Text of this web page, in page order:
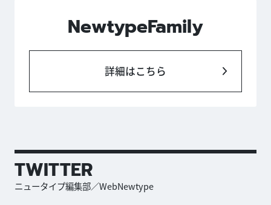
NewtypeFamily
詳細はこちら
TWITTER
ニュータイプ編集部／WebNewtype